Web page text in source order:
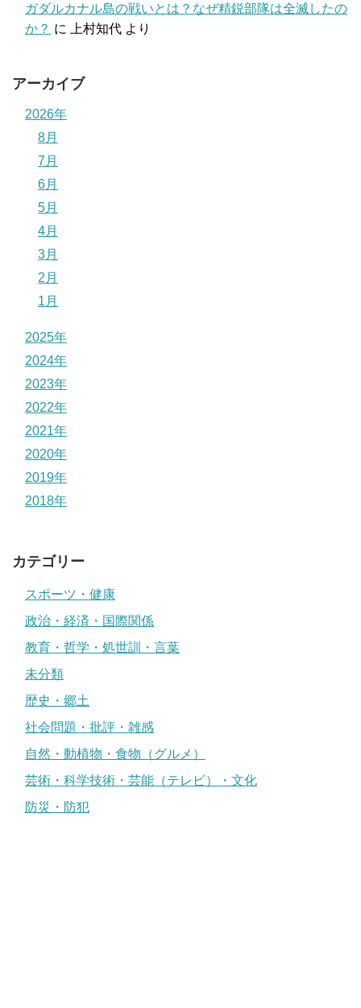
ガダルカナル島の戦いとは？なぜ精鋭部隊は全滅したの
か？ に 上村知代 より
アーカイブ
2026年
8月
7月
6月
5月
4月
3月
2月
1月
2025年
2024年
2023年
2022年
2021年
2020年
2019年
2018年
カテゴリー
スポーツ・健康
政治・経済・国際関係
教育・哲学・処世訓・言葉
未分類
歴史・郷土
社会問題・批評・雑感
自然・動植物・食物（グルメ）
芸術・科学技術・芸能（テレビ）・文化
防災・防犯